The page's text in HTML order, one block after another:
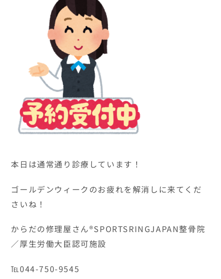
本日は通常通り診療しています！
ゴールデンウィークのお疲れを解消しに来てくだ
さいね！
からだの修理屋さん®SPORTSRINGJAPAN整骨院
／厚生労働大臣認可施設
℡044-750-9545